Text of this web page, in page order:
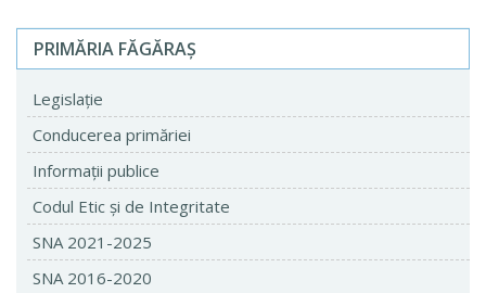
PRIMĂRIA FĂGĂRAŞ
Legislaţie
Conducerea primăriei
Informaţii publice
Codul Etic şi de Integritate
SNA 2021-2025
SNA 2016-2020